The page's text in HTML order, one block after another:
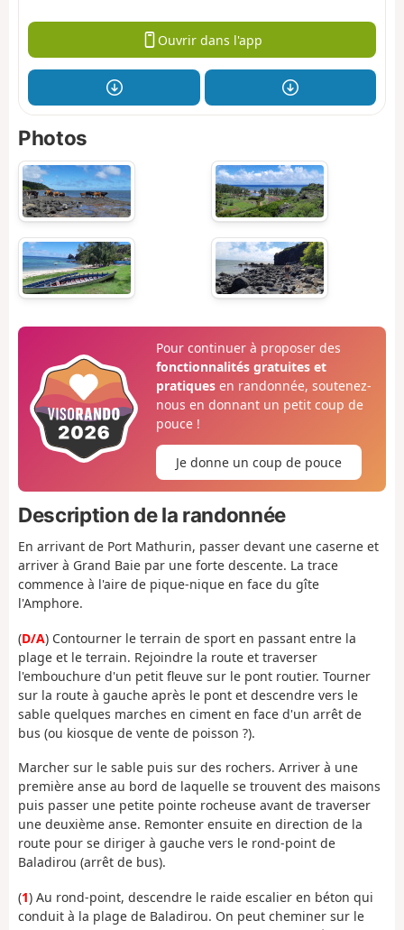
Ouvrir dans l'app
Photos
Pour continuer à proposer des
fonctionnalités gratuites et
pratiquesen randonnée, soutenez-
nous en donnant un petit coup de
pouce !
Je donne un coup de pouce
Description de la randonnée
En arrivant de Port Mathurin, passer devant une caserne et
arriver à Grand Baie par une forte descente. La trace
commence à l'aire de pique-nique en face du gîte
l'Amphore.
(D/A) Contourner le terrain de sport en passant entre la
plage et le terrain. Rejoindre la route et traverser
l'embouchure d'un petit fleuve sur le pont routier. Tourner
sur la route à gauche après le pont et descendre vers le
sable quelques marches en ciment en face d'un arrêt de
bus (ou kiosque de vente de poisson ?).
Marcher sur le sable puis sur des rochers. Arriver à une
première anse au bord de laquelle se trouvent des maisons
puis passer une petite pointe rocheuse avant de traverser
une deuxième anse. Remonter ensuite en direction de la
route pour se diriger à gauche vers le rond-point de
Baladirou (arrêt de bus).
(1) Au rond-point, descendre le raide escalier en béton qui
conduit à la plage de Baladirou. On peut cheminer sur le